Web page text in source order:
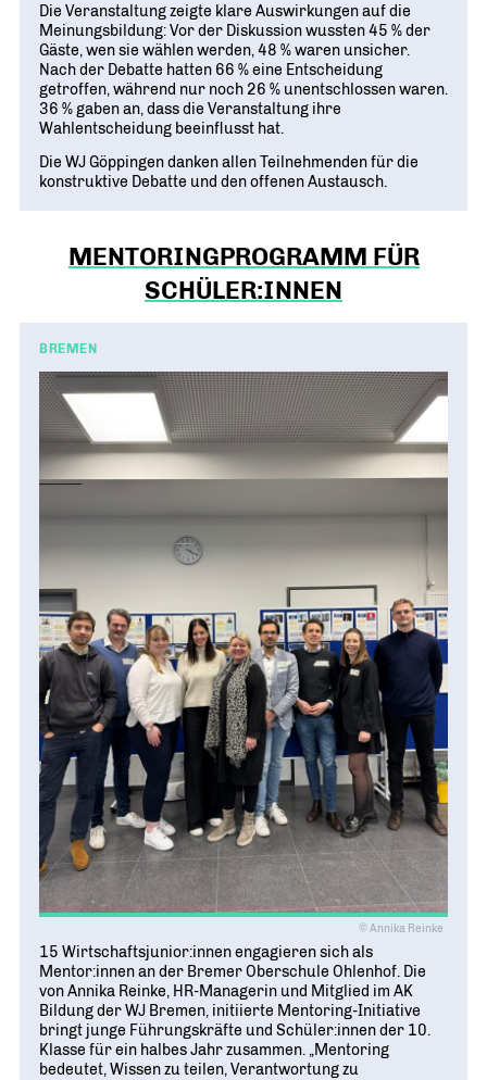
Die Veranstaltung zeigte klare Auswirkungen auf die
Meinungsbildung: Vor der Diskussion wussten 45 % der
Gäste, wen sie wählen werden, 48 % waren unsicher.
Nach der Debatte hatten 66 % eine Entscheidung
getroffen, während nur noch 26 % unentschlossen waren.
36 % gaben an, dass die Veranstaltung ihre
Wahlentscheidung beeinflusst hat.
Die WJ Göppingen danken allen Teilnehmenden für die
konstruktive Debatte und den offenen Austausch.
MENTORINGPROGRAMM FÜR
SCHÜLER:INNEN
BREMEN
© Annika Reinke
15 Wirtschaftsjunior:innen engagieren sich als
Mentor:innen an der Bremer Oberschule Ohlenhof. Die
von Annika Reinke, HR-Managerin und Mitglied im AK
Bildung der WJ Bremen, initiierte Mentoring-Initiative
bringt junge Führungskräfte und Schüler:innen der 10.
Klasse für ein halbes Jahr zusammen. „Mentoring
bedeutet, Wissen zu teilen, Verantwortung zu